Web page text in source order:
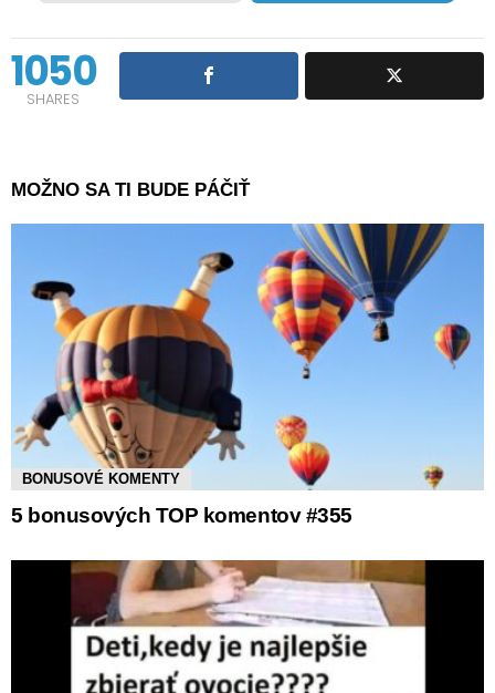
1050
SHARES
MOŽNO SA TI BUDE PÁČIŤ
BONUSOVÉ KOMENTY
5 bonusových TOP komentov #355